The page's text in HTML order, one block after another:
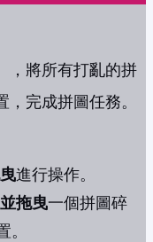
，將所有打亂的拼
完成拼圖任務。
進行操作。
拖曳一個拼圖碎
。